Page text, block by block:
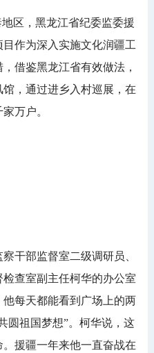
区，黑龙江省纪委监委援
作为深入实施文化润疆工
借鉴黑龙江省有效做法，
，通过进乡入村巡展，在
万户。
部监督室二级调研员、
查室副主任柯华的办公室
每天都能看到广场上的两
祖国梦想”。柯华说，这
援疆一年来他一直奋战在